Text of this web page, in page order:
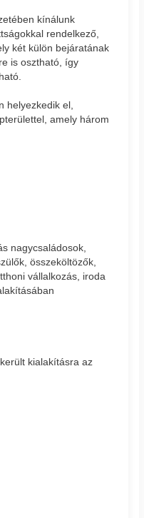
kínálunk
rendelkező,
két külön bejáratának
is osztható, így
helyezkedik el,
amely három
nagycsaládosok,
összeköltözők,
vállalkozás, iroda
kialakításra az